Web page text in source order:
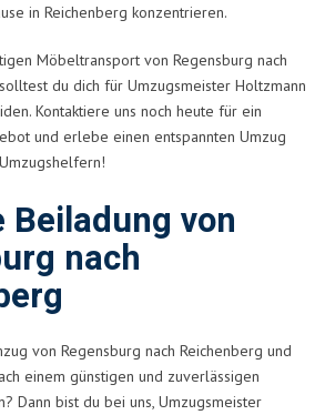
in Reichenberg konzentrieren.
Möbeltransport von Regensburg nach
du dich für Umzugsmeister Holtzmann
Kontaktiere uns noch heute für ein
und erlebe einen entspannten Umzug
Beiladung von
nach
von Regensburg nach Reichenberg und
einem günstigen und zuverlässigen
Dann bist du bei uns, Umzugsmeister